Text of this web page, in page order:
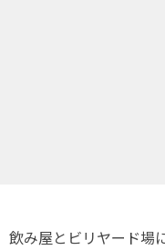
み屋とビリヤード場